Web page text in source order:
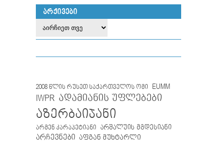
ᲐᲠᲥᲘᲕᲔᲑᲘ
2008 წლის რუსეთ საქართველოს ომი EUMM
IWPR ადამიანის უფლებები
აზერბაიჯანი
არმენ კარაპეტიანი არშალუის მგდესიანი
არჩევნები აფგან მუხტარლი